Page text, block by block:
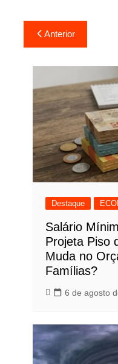
Navegação
de
Post
Anterior
Destaque
Salário
Projeta Piso
Muda no
Famílias?
6 de agosto